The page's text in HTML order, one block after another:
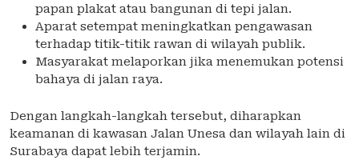
papan plakat atau bangunan di tepi jalan.
Aparat setempat meningkatkan pengawasan
terhadap titik-titik rawan di wilayah publik.
Masyarakat melaporkan jika menemukan potensi
bahaya di jalan raya.
Dengan langkah-langkah tersebut, diharapkan
keamanan di kawasan Jalan Unesa dan wilayah lain di
Surabaya dapat lebih terjamin.